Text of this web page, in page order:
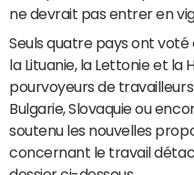
ne devrait pas entrer en
Seuls quatre pays ont
la Lituanie, la Lettonie et la
pourvoyeurs de
Bulgarie, Slovaquie ou
soutenu les nouvelles
concernant le travail